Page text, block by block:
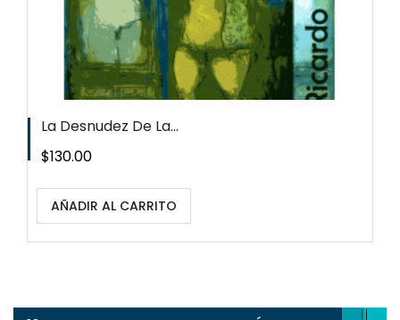
La Desnudez De La...
Precio
$130.00
AÑADIR AL CARRITO